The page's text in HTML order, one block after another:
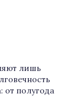
лишь
от полугода